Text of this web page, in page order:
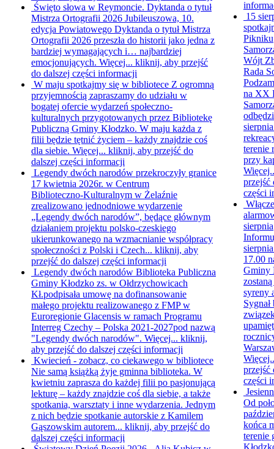
Święto słowa w Reymoncie. Dyktanda o tytuł
Mistrza Ortografii 2026 Jubileuszowa, 10.
edycja Powiatowego Dyktanda o tytuł Mistrza
Ortografii 2026 przeszła do historii jako jedna z
bardziej wymagających i… najbardziej
emocjonujących. Więcej... kliknij, aby przejść
do dalszej części informacji
W maju spotkajmy się w bibliotece Z ogromną
przyjemnością zapraszamy do udziału w
bogatej ofercie wydarzeń społeczno-
kulturalnych przygotowanych przez Bibliotekę
Publiczną Gminy Kłodzko. W maju każda z
filii będzie tętnić życiem – każdy znajdzie coś
dla siebie. Więcej... kliknij, aby przejść do
dalszej części informacji
Legendy dwóch narodów przekroczyły granice
17 kwietnia 2026r. w Centrum
Biblioteczno‑Kulturalnym w Żelaźnie
zrealizowano jednodniowe wydarzenie
„Legendy dwóch narodów”, będące głównym
działaniem projektu polsko‑czeskiego
ukierunkowanego na wzmacnianie współpracy
społeczności z Polski i Czech... kliknij, aby
przejść do dalszej części informacji
Legendy dwóch narodów Biblioteka Publiczna
Gminy Kłodzko zs. w Ołdrzychowicach
Kł.podpisała umowę na dofinansowanie
małego projektu realizowanego z FMP w
Euroregionie Glacensis w ramach Programu
Interreg Czechy – Polska 2021-2027pod nazwą
"Legendy dwóch narodów". Więcej... kliknij,
aby przejść do dalszej części informacji
Kwiecień - zobacz, co ciekawego w bibliotece
Nie samą książką żyje gminna biblioteka. W
kwietniu zaprasza do każdej filii po pasjonującą
lekturę – każdy znajdzie coś dla siebie, a także
spotkania, warsztaty i inne wydarzenia. Jednym
z nich będzie spotkanie autorskie z Kamilem
Gąszowskim autorem... kliknij, aby przejść do
dalszej części informacji
15
Pikniku
Wójt
Rada
na XX
terenie
przy
przejść
części
sierpnia
17.00
Gminy
syreny
przejść
części
Od
końca
terenie